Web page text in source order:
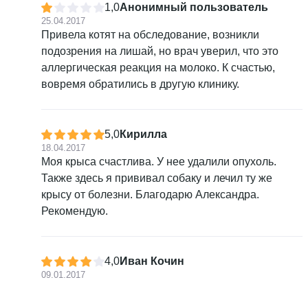
1,0Анонимный пользователь
25.04.2017
Привела котят на обследование, возникли
подозрения на лишай, но врач уверил, что это
аллергическая реакция на молоко. К счастью,
вовремя обратились в другую клинику.
5,0Кирилла
18.04.2017
Моя крыса счастлива. У нее удалили опухоль.
Также здесь я прививал собаку и лечил ту же
крысу от болезни. Благодарю Александра.
Рекомендую.
4,0Иван Кочин
09.01.2017